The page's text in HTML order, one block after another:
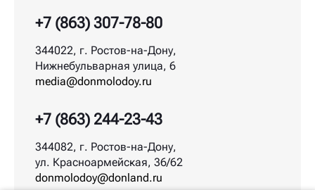
+7 (863) 244-23-43
344082, г. Ростов-на-Дону,
ул. Красноармейская, 36/62
donmolodoy@donland.ru
+7 (863) 307-78-80
344022, г. Ростов-на-Дону,
Нижнебульварная улица, 6
media@donmolodoy.ru